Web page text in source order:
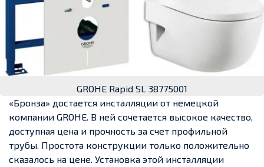
GROHE Rapid SL 38775001
«Бронза» достается инсталляции от немецкой
компании GROHE. В ней сочетается высокое качество,
доступная цена и прочность за счет профильной
трубы. Простота конструкции только положительно
сказалось на цене. Установка этой инсталляции